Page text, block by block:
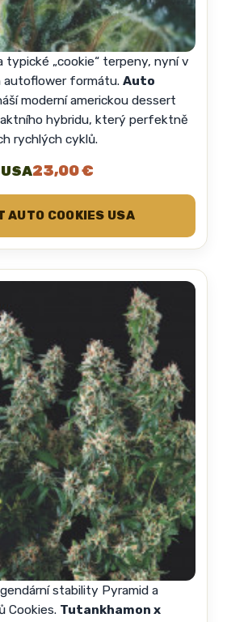
typické „cookie“ terpeny, nyní v
autoflower formátu. Auto
moderní americkou dessert
hybridu, který perfektně
rychlých cyklů.
23,00 €
AUTO COOKIES USA
stability Pyramid a
Cookies. Tutankhamon x